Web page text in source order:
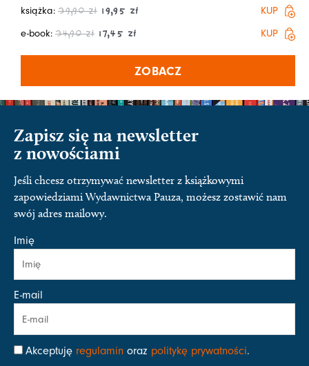
książka: 39,90zł 19,95 zł
KUP
e-book: 34,90zł 17,45 zł KUP
ZOBACZ
Zapisz się na newsletter
z nowościami
Jeśli chcesz otrzymywać newsletter z książkowymi
zapowiedziami Wydawnictwa Pauza, możesz zostawić nam
swój adres mailowy.
Imię
E-mail
Akceptuję regulamin oraz politykę prywatności.